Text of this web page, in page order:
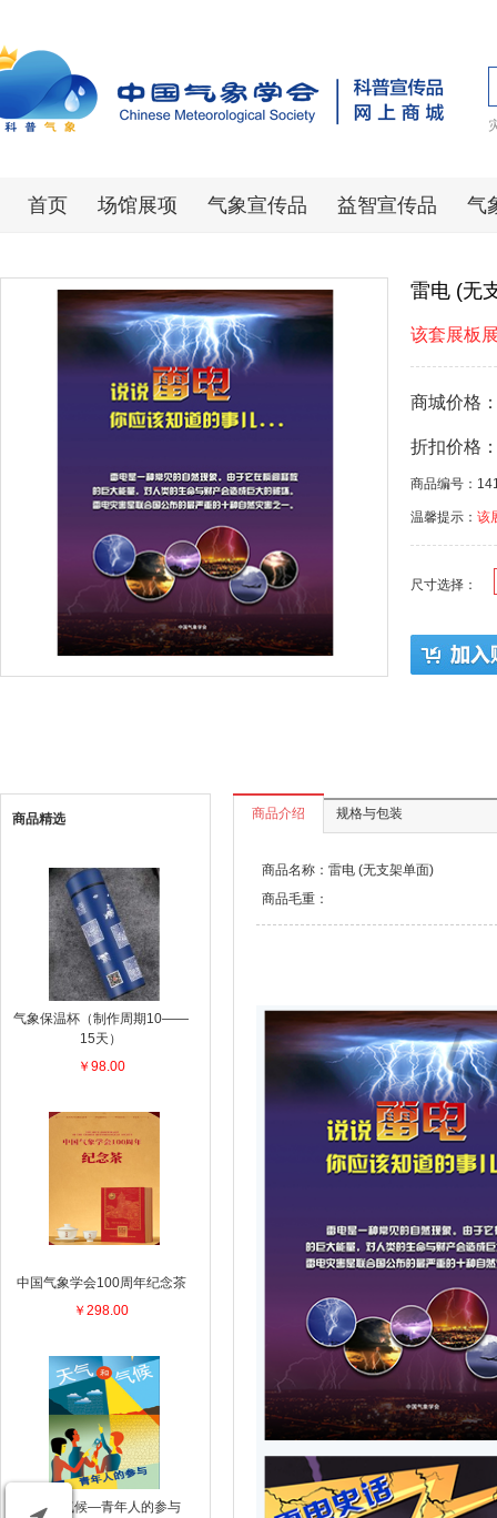
首页 场馆展项 气象宣传品 益智宣传品 气
雷电 (无
该套展板
商城价格
折扣价格
商品编号：
温馨提示： 该
尺寸选择：
商品精选
气象保温杯（制作周期10——
15天）
￥98.00
中国气象学会100周年纪念茶
￥298.00
天气和气候—青年人的参与
商品介绍 规格与包装
商品名称：雷电 (无支架单面)
商品毛重：